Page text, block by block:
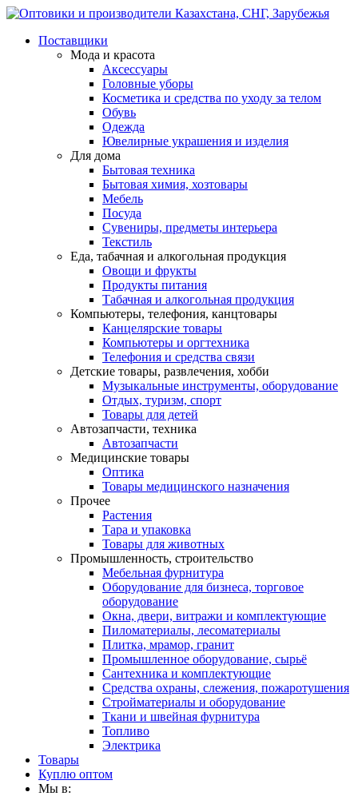
Поставщики
Мода и красота
Аксессуары
Головные уборы
Косметика и средства по уходу за телом
Обувь
Одежда
Ювелирные украшения и изделия
Для дома
Бытовая техника
Бытовая химия, хозтовары
Мебель
Посуда
Сувениры, предметы интерьера
Текстиль
Еда, табачная и алкогольная продукция
Овощи и фрукты
Продукты питания
Табачная и алкогольная продукция
Компьютеры, телефония, канцтовары
Канцелярские товары
Компьютеры и оргтехника
Телефония и средства связи
Детские товары, развлечения, хобби
Музыкальные инструменты, оборудование
Отдых, туризм, спорт
Товары для детей
Автозапчасти, техника
Автозапчасти
Медицинские товары
Оптика
Товары медицинского назначения
Прочее
Растения
Тара и упаковка
Товары для животных
Промышленность, строительство
Мебельная фурнитура
Оборудование для бизнеса, торговое
оборудование
Окна, двери, витражи и комплектующие
Пиломатериалы, лесоматериалы
Плитка, мрамор, гранит
Промышленное оборудование, сырьё
Сантехника и комплектующие
Средства охраны, слежения, пожаротушения
Стройматериалы и оборудование
Ткани и швейная фурнитура
Топливо
Электрика
Товары
Куплю оптом
Мы в: